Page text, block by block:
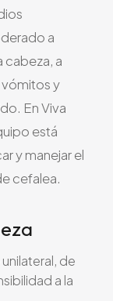
a
cabeza, a
y
En Viva
está
y manejar el
cefalea.
de
a la